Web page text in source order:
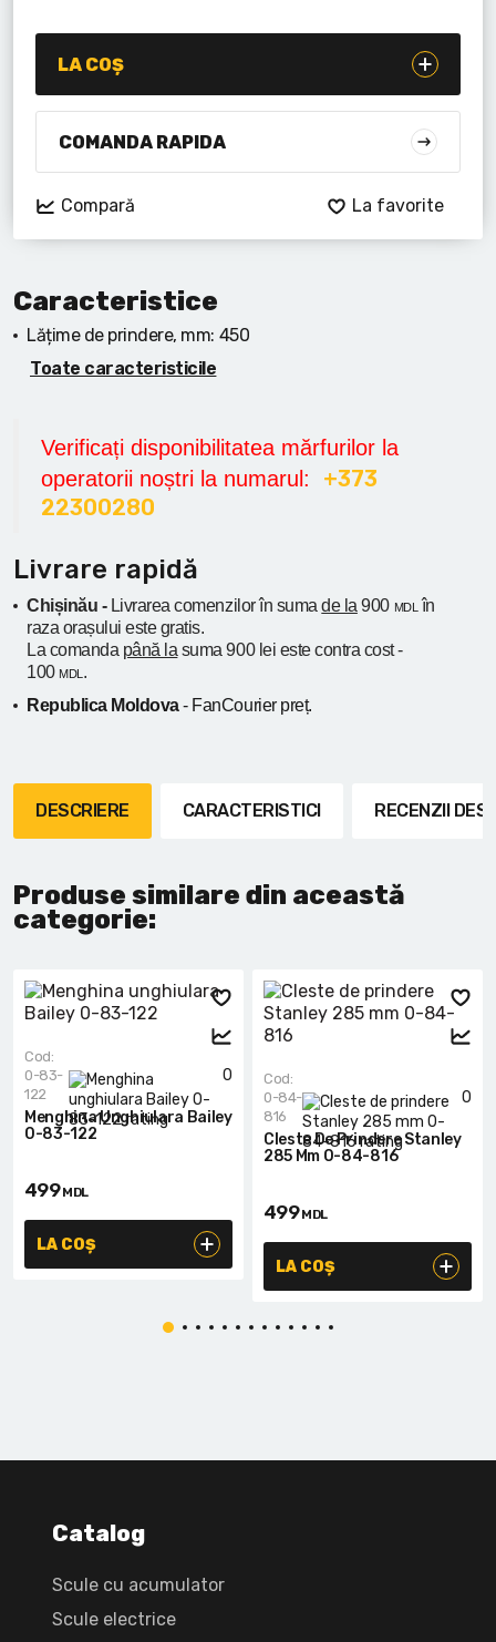
Seturi de scule cu acumulator
Acumulatoare si încărcătoare
Caracteristice
Lățime de prindere, mm: 450
Toate caracteristicile
Verificați disponibilitatea mărfurilor la
operatorii noștri la numarul: +373
22300280
Livrare rapidă
Chișinău - Livrarea comenzilor în sumade la 900 MDL în
raza orașului este gratis.
La comanda până la suma 900 lei este contra cost -
100 MDL .
Republica Moldova- FanCourier preț.
LA COȘ
COMANDA RAPIDA
Compară La favorite
DESCRIERE CARACTERISTICI RECENZII
Produse similare din această
categorie:
0
Cod:
0-83-
122
Menghina Unghiulara Bailey
0-83-122
499MDL
LA COȘ
0
Cod:
0-84-
816
Cleste De Prindere Stanley
285 Mm 0-84-816
499MDL
LA COȘ
Catalog
Scule cu acumulator
Scule electrice